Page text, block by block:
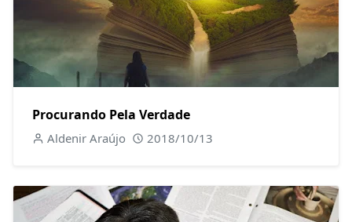
Procurando Pela Verdade
Aldenir Araújo 2018/10/13